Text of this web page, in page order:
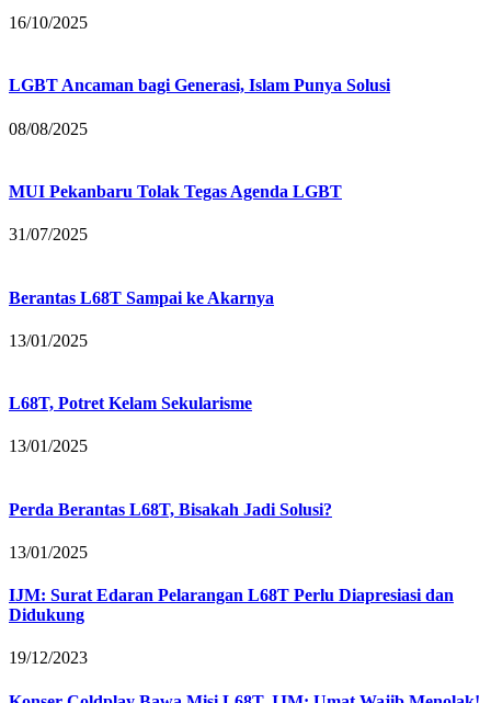
16/10/2025
LGBT Ancaman bagi Generasi, Islam Punya Solusi
08/08/2025
MUI Pekanbaru Tolak Tegas Agenda LGBT
31/07/2025
Berantas L68T Sampai ke Akarnya
13/01/2025
L68T, Potret Kelam Sekularisme
13/01/2025
Perda Berantas L68T, Bisakah Jadi Solusi?
13/01/2025
IJM: Surat Edaran Pelarangan L68T Perlu Diapresiasi dan
Didukung
19/12/2023